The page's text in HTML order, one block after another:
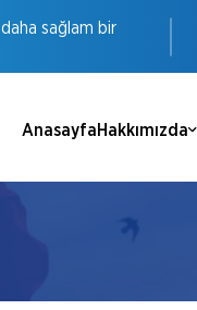
daha sağlam bir
AnasayfaHakkımızda